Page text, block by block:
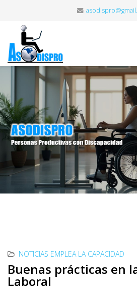
NOTICIAS EMPLEA LA CAPACIDAD
Buenas prácticas en
Laboral